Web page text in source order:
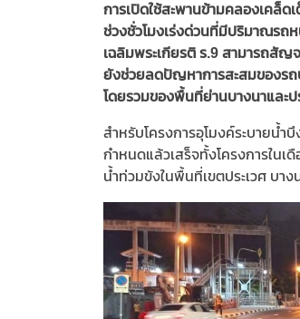
การเปิดใช้สะพานข้ามคลองเคล็
ช่วงชั่วโมงเร่งด่วนที่มีปริมาณรถ
เฉลิมพระเกียรติ ร.9 สามารถสัญ
ยังช่วยลดปัญหาการสะสมของร
โดยรวมของพื้นที่ย่านบางนาและป
สำหรับโครงการอุโมงค์ระบายน้
กำหนดแล้วเสร็จทั้งโครงการใน
น้ำท่วมขังในพื้นที่เขตประเวศ บา